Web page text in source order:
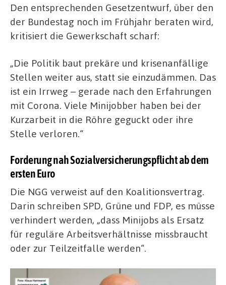
Den entsprechenden Gesetzentwurf, über den
der Bundestag noch im Frühjahr beraten wird,
kritisiert die Gewerkschaft scharf:
„Die Politik baut prekäre und krisenanfällige
Stellen weiter aus, statt sie einzudämmen. Das
ist ein Irrweg – gerade nach den Erfahrungen
mit Corona. Viele Minijobber haben bei der
Kurzarbeit in die Röhre geguckt oder ihre
Stelle verloren.“
Forderung nah Sozialversicherungspflicht ab dem
ersten Euro
Die NGG verweist auf den Koalitionsvertrag.
Darin schreiben SPD, Grüne und FDP, es müsse
verhindert werden, „dass Minijobs als Ersatz
für reguläre Arbeitsverhältnisse missbraucht
oder zur Teilzeitfalle werden“.